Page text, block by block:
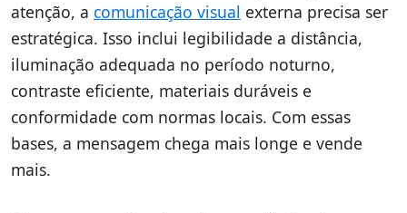
atenção, a comunicação visual externa precisa ser
estratégica. Isso inclui legibilidade a distância,
iluminação adequada no período noturno,
contraste eficiente, materiais duráveis e
conformidade com normas locais. Com essas
bases, a mensagem chega mais longe e vende
mais.